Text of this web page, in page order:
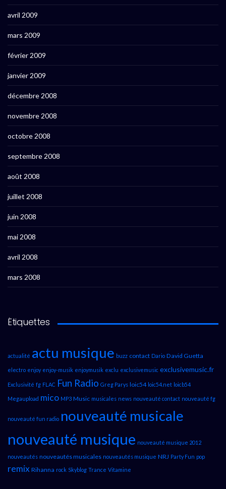
avril 2009
mars 2009
février 2009
janvier 2009
décembre 2008
novembre 2008
octobre 2008
septembre 2008
août 2008
juillet 2008
juin 2008
mai 2008
avril 2008
mars 2008
Étiquettes
actualité actu musique buzz contact Dario David Guetta
electro enjoy enjoy-musik enjoymusik exclu exclusivemusic exclusivemusic.fr
Exclusivité fg FLAC Fun Radio Greg Parys loic54 loic54.net loicb54
Megaupload mico MP3 Music musicales news nouveauté contact nouveauté fg
nouveauté fun radio nouveauté musicale
nouveauté musique nouveauté musique 2012
nouveautés nouveautés musicales nouveautés musique NRJ Party Fun pop
remix Rihanna rock Skyblog Trance Vitamine